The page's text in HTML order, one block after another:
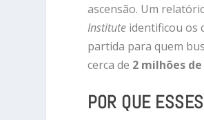
ascensão. Um
Institute identificou os
partida para quem
cerca de 2 milhões
POR QUE